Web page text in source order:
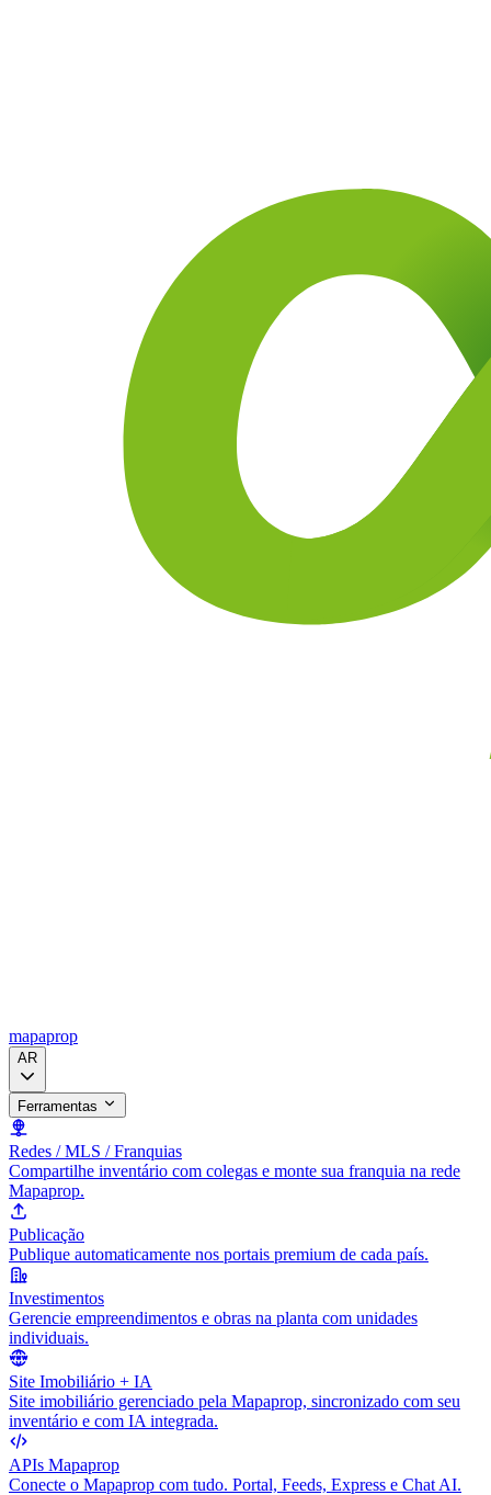
mapaprop
AR
Ferramentas
Redes / MLS / Franquias
Compartilhe inventário com colegas e monte sua franquia na rede
Mapaprop.
Publicação
Publique automaticamente nos portais premium de cada país.
Investimentos
Gerencie empreendimentos e obras na planta com unidades
individuais.
Site Imobiliário + IA
Site imobiliário gerenciado pela Mapaprop, sincronizado com seu
inventário e com IA integrada.
APIs Mapaprop
Conecte o Mapaprop com tudo. Portal, Feeds, Express e Chat AI.